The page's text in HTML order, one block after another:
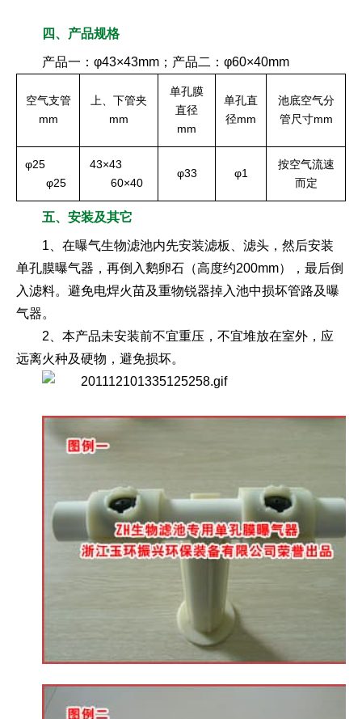
四、产品规格
产品一：φ43×43mm；产品二：φ60×40mm
空气支管
mm
上、下管夹
mm
单孔膜
直径
mm
单孔直
径mm
池底空气分
管尺寸mm
φ25
φ25
43×43
60×40
φ33 φ1
按空气流速
而定
五、安装及其它
1、在曝气生物滤池内先安装滤板、滤头，然后安装
单孔膜曝气器，再倒入鹅卵石（高度约200mm），最后倒
入滤料。避免电焊火苗及重物锐器掉入池中损坏管路及曝
气器。
2、本产品未安装前不宜重压，不宜堆放在室外，应
远离火种及硬物，避免损坏。